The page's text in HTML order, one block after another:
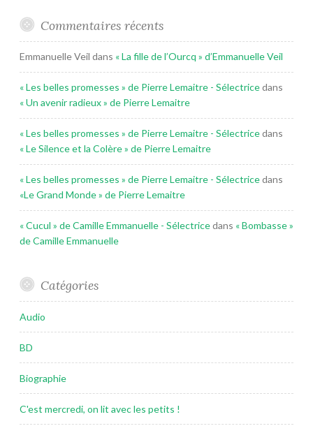
Commentaires récents
Emmanuelle Veil dans « La fille de l’Ourcq » d’Emmanuelle Veil
« Les belles promesses » de Pierre Lemaitre - Sélectricedans
« Un avenir radieux » de Pierre Lemaitre
« Les belles promesses » de Pierre Lemaitre - Sélectricedans
« Le Silence et la Colère » de Pierre Lemaitre
« Les belles promesses » de Pierre Lemaitre - Sélectricedans
«Le Grand Monde » de Pierre Lemaitre
« Cucul » de Camille Emmanuelle - Sélectricedans « Bombasse »
de Camille Emmanuelle
Catégories
Audio
BD
Biographie
C'est mercredi, on lit avec les petits !